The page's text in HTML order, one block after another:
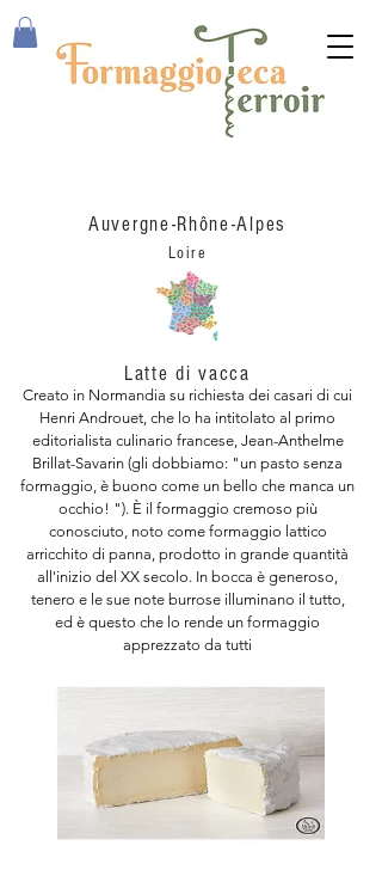
Auvergne-Rhône-Alpes
Loire
Latte di vacca
Creato in Normandia su richiesta dei casari di cui
Henri Androuet, che lo ha intitolato al primo
editorialista culinario francese, Jean-Anthelme
Brillat-Savarin (gli dobbiamo: "un pasto senza
formaggio, è buono come un bello che manca un
occhio! "). È il formaggio cremoso più
conosciuto, noto come formaggio lattico
arricchito di panna, prodotto in grande quantità
all'inizio del XX secolo. In bocca è generoso,
tenero e le sue note burrose illuminano il tutto,
ed è questo che lo rende un formaggio
apprezzato da tutti